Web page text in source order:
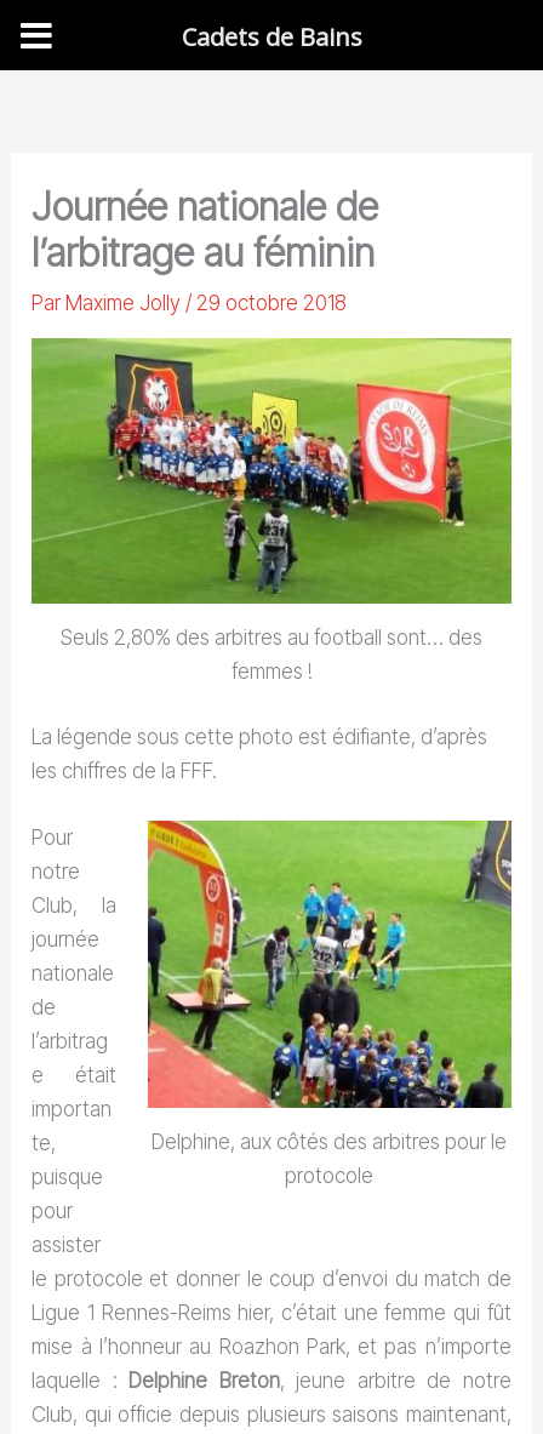
Journée nationale de
l’arbitrage au féminin
ParMaxime Jolly / 29 octobre 2018
Seuls 2,80% des arbitres au football sont… des
femmes !
La légende sous cette photo est édifiante, d’après
les chiffres de la FFF.
Delphine, aux côtés des arbitres pour le
protocole
Pour
notre
Club, la
journée
nationale
de
l’arbitrag
e était
importan
te,
puisque
pour
assister
le protocole et donner le coup d’envoi du match de
Ligue 1 Rennes-Reims hier, c’était une femme qui fût
mise à l’honneur au Roazhon Park, et pas n’importe
laquelle : Delphine Breton, jeune arbitre de notre
Club, qui officie depuis plusieurs saisons maintenant,
Cadets de Bains